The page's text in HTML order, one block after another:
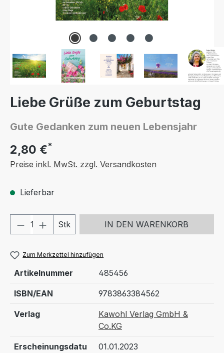
Liebe Grüße zum Geburtstag
Gute Gedanken zum neuen Lebensjahr
2,80 €*
Preise inkl. MwSt. zzgl. Versandkosten
Lieferbar
Produkt Anzahl: Gib den
Stk IN DEN WARENKORB
Zum Merkzettel hinzufügen
Artikelnummer 485456
ISBN/EAN 9783863384562
Verlag
Kawohl Verlag GmbH &
Co.KG
Erscheinungsdatu
01.01.2023